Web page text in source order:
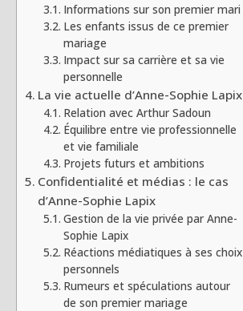
Informations sur son premier mari
Les enfants issus de ce premier
mariage
Impact sur sa carrière et sa vie
personnelle
La vie actuelle d’Anne-Sophie Lapix
Relation avec Arthur Sadoun
Équilibre entre vie professionnelle
et vie familiale
Projets futurs et ambitions
Confidentialité et médias : le cas
d’Anne-Sophie Lapix
Gestion de la vie privée par Anne-
Sophie Lapix
Réactions médiatiques à ses choix
personnels
Rumeurs et spéculations autour
de son premier mariage